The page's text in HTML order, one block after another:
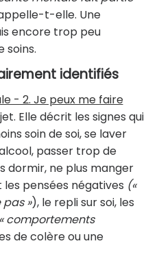
t-elle. Une
encore trop peu
soins.
identifiés
- 2. Je peux me faire
Elle décrit les signes qui
soin de soi, se laver
passer trop de
dormir, ne plus manger
pensées négatives («
pas »), le repli sur soi, les
« comportements
de colère ou une